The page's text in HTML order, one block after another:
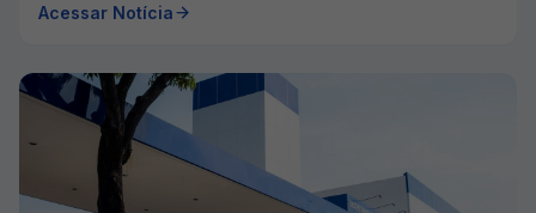
Acessar Notícia